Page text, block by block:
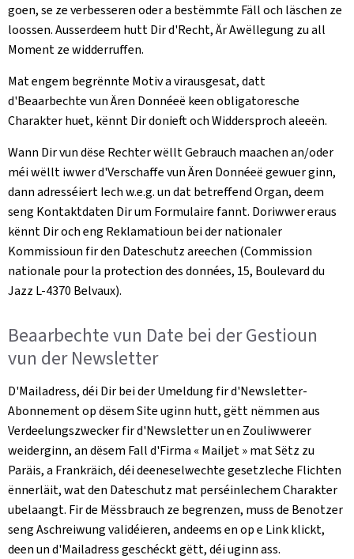
goen, se ze verbesseren oder a bestëmmte Fäll och läschen ze
loossen. Ausserdeem hutt Dir d'Recht, Är Awëllegung zu all
Moment ze widderruffen.
Mat engem begrënnte Motiv a virausgesat, datt
d'Beaarbechte vun Ären Donnéeë keen obligatoresche
Charakter huet, kënnt Dir donieft och Widdersproch aleeën.
Wann Dir vun dëse Rechter wëllt Gebrauch maachen an/oder
méi wëllt iwwer d'Verschaffe vun Ären Donnéeë gewuer ginn,
dann adresséiert Iech w.e.g. un dat betreffend Organ, deem
seng Kontaktdaten Dir um Formulaire fannt. Doriwwer eraus
kënnt Dir och eng Reklamatioun bei der nationaler
Kommissioun fir den Dateschutz areechen (Commission
nationale pour la protection des données, 15, Boulevard du
Jazz L-4370 Belvaux).
Beaarbechte vun Date bei der Gestioun
vun derNewsletter
D'Mailadress, déi Dir bei der Umeldung fir d'Newsletter-
Abonnement op dësem Site uginn hutt, gëtt nëmmen aus
Verdeelungszwecker fir d'Newsletterun en Zouliwwerer
weiderginn, an dësem Fall d'Firma « Mailjet» mat Sëtz zu
Paräis, a Frankräich, déi deeneselwechte gesetzleche Flichten
ënnerläit, wat den Dateschutz mat perséinlechem Charakter
ubelaangt. Fir de Mëssbrauch ze begrenzen, muss de Benotzer
seng Aschreiwung validéieren, andeems en op e Link klickt,
deen un d'Mailadress geschéckt gëtt, déi uginn ass.